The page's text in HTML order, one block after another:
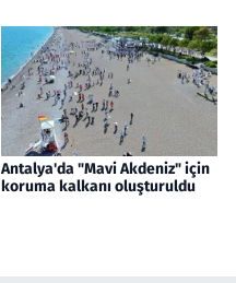
Antalya'da "Mavi Akdeniz" için
koruma kalkanı oluşturuldu